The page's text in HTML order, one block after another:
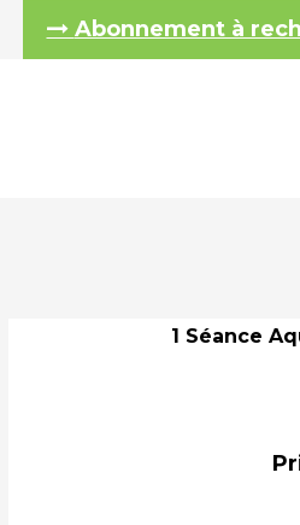
Abonnement à
1 Séance